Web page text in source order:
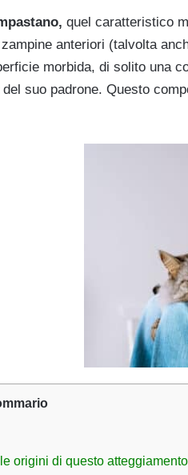
quel caratteristico
anteriori (talvolta
morbida, di solito una
suo padrone. Questo
origini di questo atteggiamento